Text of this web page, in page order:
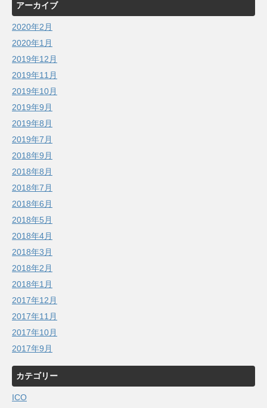
アーカイブ
2020年2月
2020年1月
2019年12月
2019年11月
2019年10月
2019年9月
2019年8月
2019年7月
2018年9月
2018年8月
2018年7月
2018年6月
2018年5月
2018年4月
2018年3月
2018年2月
2018年1月
2017年12月
2017年11月
2017年10月
2017年9月
カテゴリー
ICO